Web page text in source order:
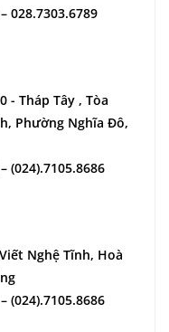
028.7303.6789
- Tháp Tây , Tòa
Phường Nghĩa Đô,
(024).7105.8686
Nghệ Tĩnh, Hoà
(024).7105.8686